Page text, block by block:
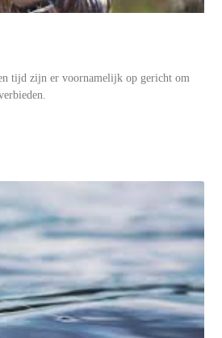
tijd zijn er voornamelijk op gericht om